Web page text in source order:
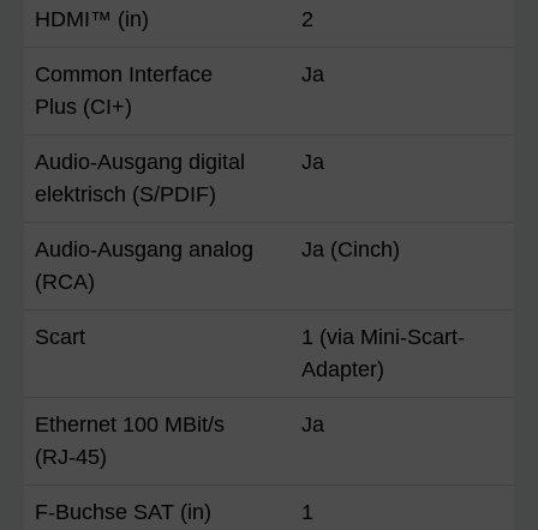
HDMI™ (in) 2
Common Interface
Plus (CI+)
Ja
Audio-Ausgang digital
elektrisch (S/PDIF)
Ja
Audio-Ausgang analog
(RCA)
Ja (Cinch)
Scart
1 (via Mini-Scart-
Adapter)
Ethernet 100 MBit/s
(RJ-45)
Ja
F-Buchse SAT (in) 1